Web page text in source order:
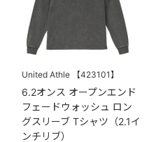
United Athle 【423101】
6.2オンス オープンエンド
フェードウォッシュ ロン
グスリーブ Tシャツ（2.1イ
ンチリブ）